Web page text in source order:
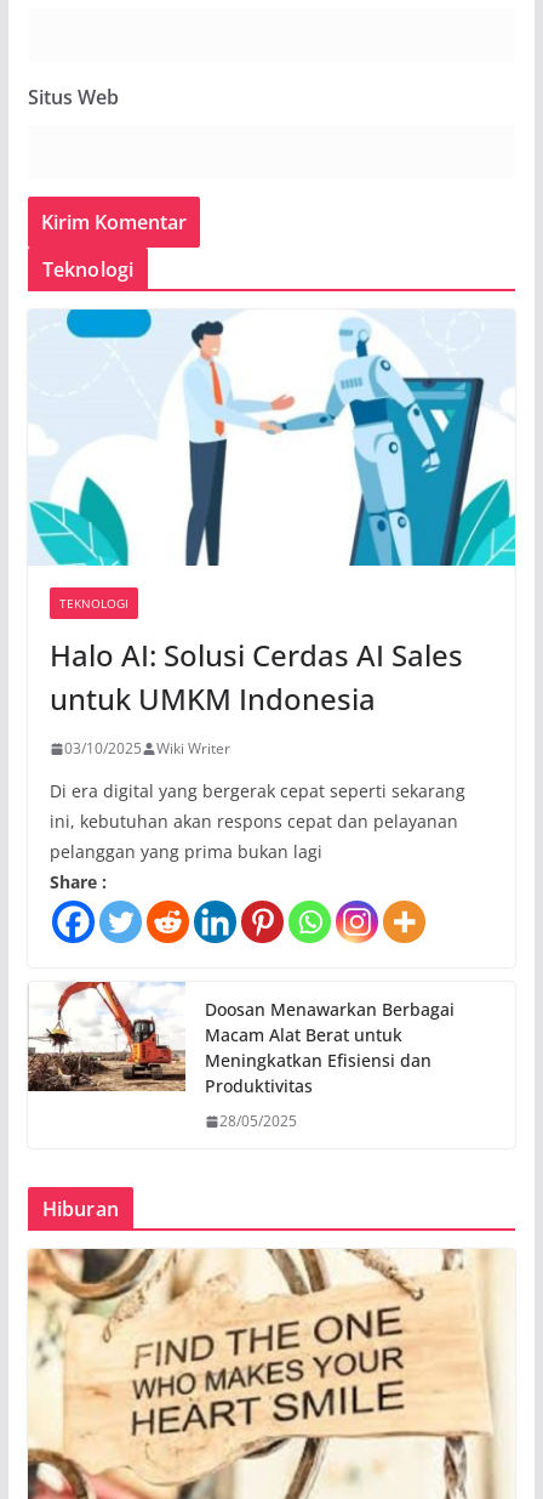
Situs Web
Teknologi
TEKNOLOGI
Halo AI: Solusi Cerdas AI Sales
untuk UMKM Indonesia
03/10/2025 Wiki Writer
Di era digital yang bergerak cepat seperti sekarang
ini, kebutuhan akan respons cepat dan pelayanan
pelanggan yang prima bukan lagi
Share :
Doosan Menawarkan Berbagai
Macam Alat Berat untuk
Meningkatkan Efisiensi dan
Produktivitas
28/05/2025
Hiburan